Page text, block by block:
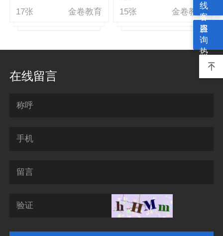
17张 金卷教育
15张
金卷教育
线
客
服
咨
询
热
线
在线留言
称呼
手机
留言
验证